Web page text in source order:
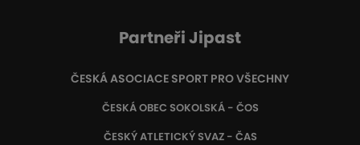
Partneři Jipast
ČESKÁ ASOCIACE SPORT PRO VŠECHNY
ČESKÁ OBEC SOKOLSKÁ - ČOS
ČESKÝ ATLETICKÝ SVAZ - ČAS